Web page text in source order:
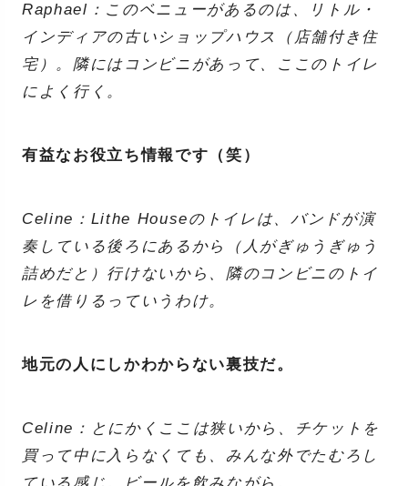
Raphael：このベニューがあるのは、リトル・
インディアの古いショップハウス（店舗付き住
宅）。隣にはコンビニがあって、ここのトイレ
によく行く。
有益なお役立ち情報です（笑）
Celine：Lithe Houseのトイレは、バンドが演
奏している後ろにあるから（人がぎゅうぎゅう
詰めだと）行けないから、隣のコンビニのトイ
レを借りるっていうわけ。
地元の人にしかわからない裏技だ。
Celine：とにかくここは狭いから、チケットを
買って中に入らなくても、みんな外でたむろし